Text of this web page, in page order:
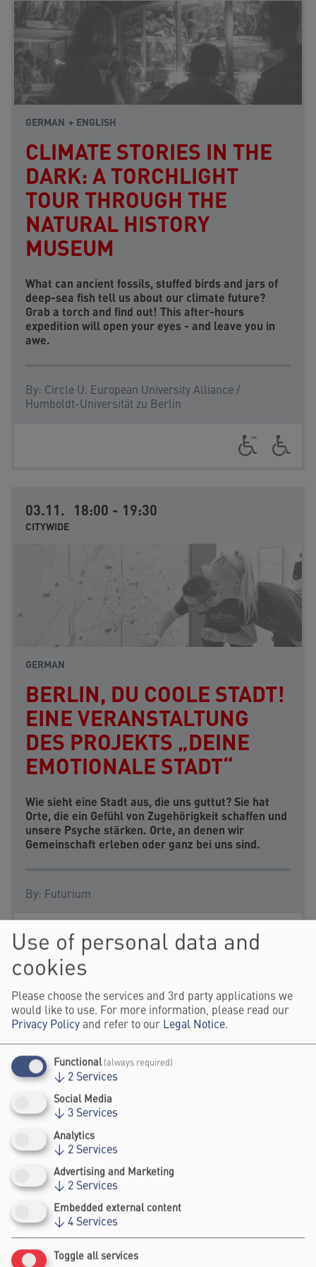
GERMAN ENGLISH
CLIMATE STORIES IN THE
DARK: A TORCHLIGHT
TOUR THROUGH THE
NATURAL HISTORY
MUSEUM
What can ancient fossils, stuffed birds and jars of
deep-sea fish tell us about our climate future?
Grab a torch and find out! This after-hours
expedition will open your eyes - and leave you in
awe.
By: Circle U. European University Alliance /
Humboldt-Universität zu Berlin
03.11. 18:00 - 19:30
CITYWIDE
GERMAN
BERLIN, DU COOLE STADT!
EINE VERANSTALTUNG
DES PROJEKTS „DEINE
EMOTIONALE STADT“
Wie sieht eine Stadt aus, die uns guttut? Sie hat
Orte, die ein Gefühl von Zugehörigkeit schaffen und
unsere Psyche stärken. Orte, an denen wir
Gemeinschaft erleben oder ganz bei uns sind.
By: Futurium
03.11. 13:00-19:00
CITYWIDE
GERMAN
INNOVATIONEN FÜR DIE
WASSERRESILIENTE
REGION
Use of personal data and
cookies
Please choose the services and 3rd party applications we
would like to use. For more information, please read our
Privacy Policy and refer to our Legal Notice.
Functional (always required)
↓ 2 Services
Social Media
↓ 3 Services
Analytics
↓ 2 Services
Advertising and Marketing
↓ 2 Services
Embedded external content
↓ 4 Services
Toggle all services